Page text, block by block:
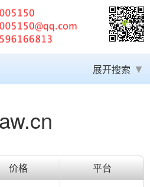
展开搜索
价格
平台